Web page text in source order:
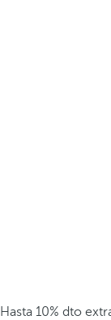
Hasta 10% dto